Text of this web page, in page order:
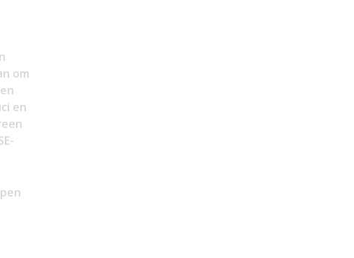
om
en